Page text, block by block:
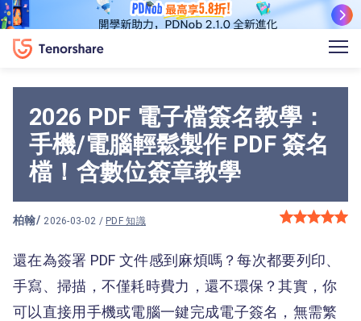
2026 PDF 電子檔簽名教學：
手機/電腦輕鬆製作 PDF 簽名
檔！含數位簽章教學
柏翰/ 2026-03-02 / PDF 知識
還在為簽署 PDF 文件感到麻煩嗎？每次都要列印、
手寫、掃描，不僅耗時費力，還不環保？其實，你
可以直接用手機或電腦一鍵完成電子簽名，無需繁